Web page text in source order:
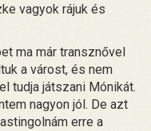
vagyok rájuk és
ma már transznővel
a várost, és nem
tudja játszani Mónikát.
nagyon jól. De azt
erre a